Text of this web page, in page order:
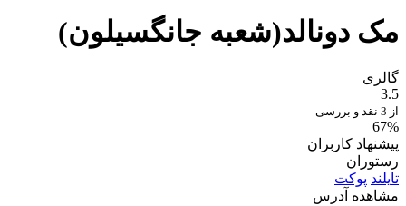
مک دونالد(شعبه جانگسیلون)
گالری
3.5
از 3 نقد و بررسی
67%
پیشنهاد کاربران
رستوران
تایلند پوکت
مشاهده آدرس